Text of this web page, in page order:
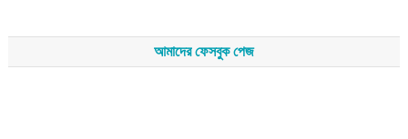
আমাদের ফেসবুক পেজ